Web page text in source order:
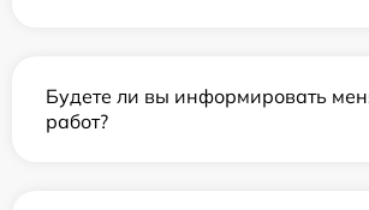
Будете ли вы информировать
работ?